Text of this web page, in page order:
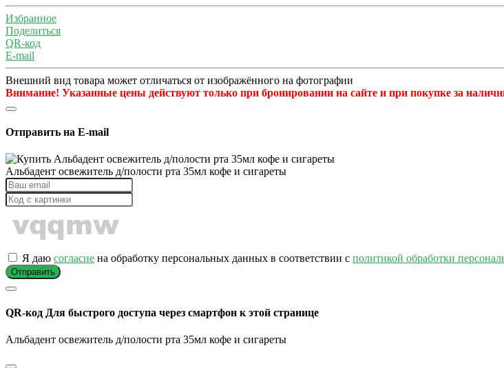
Избранное
Поделиться
QR-код
E-mail
Внешний вид товара может отличаться от изображённого на фотографии
Внимание! Указанные цены действуют только при бронировании на сайте и при покупке за
Отправить на E-mail
Альбадент освежитель д/полости рта 35мл кофе и сигареты
Я даю согласие на обработку персональных данных в соответствии с политикой обработки
Отправить
QR-код Для быстрого доступа через смартфон к этой странице
Альбадент освежитель д/полости рта 35мл кофе и сигареты